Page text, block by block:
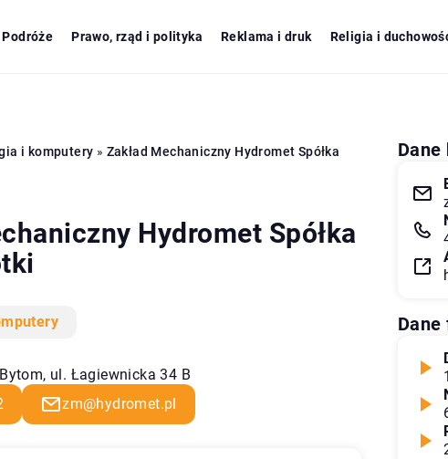
Podróże Prawo, rząd i polityka Reklama i druk Religia i
i komputery » Zakład Mechaniczny Hydromet Spółka
Hydromet Spółka
ul. Łagiewnicka 34 B
zm@hydromet.pl